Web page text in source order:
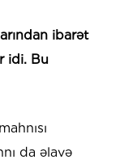
ibarət
idi. Bu
da əlavə